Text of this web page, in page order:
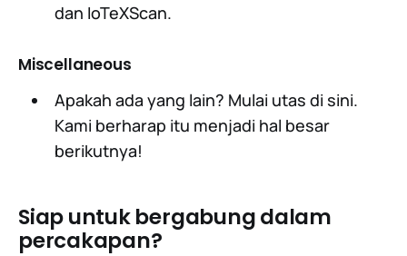
dan IoTeXScan.
Miscellaneous
Apakah ada yang lain? Mulai utas di sini.
Kami berharap itu menjadi hal besar
berikutnya!
Siap untuk bergabung dalam
percakapan?